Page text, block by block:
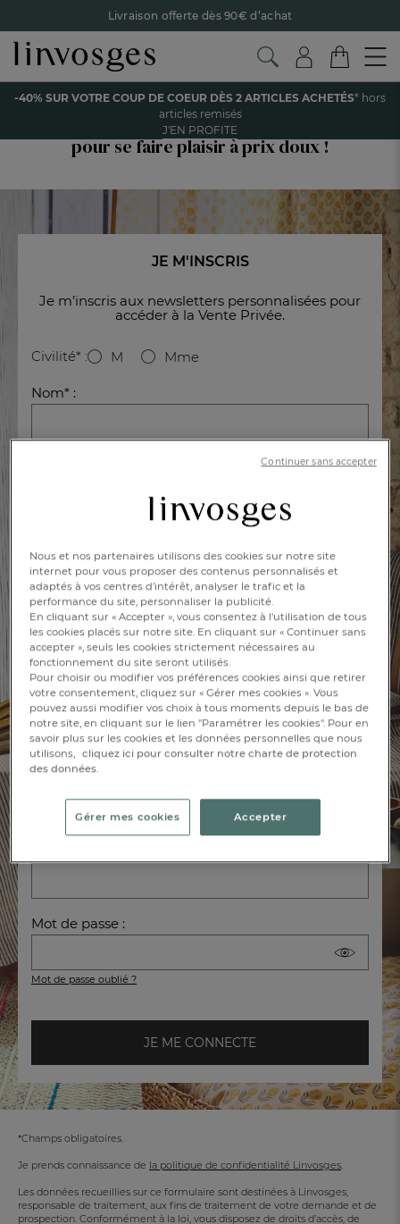
Livraison offerte dès 90€ d’achat
Retour offert avec Colissimo* !
Payez en 3x ou 4x sans frais avec Alma
Le parrainage Linvosges : offrez 15€, recevez 15€ !
Je
découvre
-40% sur votre coup de coeurdès 2 articles achetés !
profite
FR DE
AT
BE
CH
-40% SUR VOTRE COUP DE COEUR DÈS 2 ARTICLES ACHETÉS* hors
articles remisés
J'EN PROFITE
Vente Privée Linvosges
pour se faire plaisir à prix doux !
JE M'INSCRIS
Je m’inscris aux newsletters personnalisées pour
accéder à la Vente Privée.
Civilité* : M Mme
Nom* :
J'ACCÈDE À LA VENTE PRIVÉE
JE SUIS DÉJÀ INSCRIT
Vente Privée.
Mot de passe :
Mot de passe oublié ?
JE ME CONNECTE
*Champs obligatoires.
Je prends connaissance de la politique de confidentialité Linvosges.
Les données recueillies sur ce formulaire sont destinées à Linvosges,
responsable de traitement, aux fins de traitement de votre demande et de
prospection. Conformément à la loi, vous disposez de droits d’accès, de
Nous et nos partenaires utilisons des cookies sur notre site
internet pour vous proposer des contenus personnalisés et
adaptés à vos centres d’intérêt, analyser le trafic et la
performance du site, personnaliser la publicité.
En cliquant sur « Accepter », vous consentez à l'utilisation de tous
les cookies placés sur notre site. En cliquant sur « Continuer sans
accepter », seuls les cookies strictement nécessaires au
fonctionnement du site seront utilisés.
Pour choisir ou modifier vos préférences cookies ainsi que retirer
votre consentement, cliquez sur « Gérer mes cookies ». Vous
pouvez aussi modifier vos choix à tous moments depuis le bas de
notre site, en cliquant sur le lien "Paramétrer les cookies". Pour en
savoir plus sur les cookies et les données personnelles que nous
utilisons, cliquez ici pour consulter notre charte de protection
des données.
Gérer mes cookies Accepter
Continuer sans accepter